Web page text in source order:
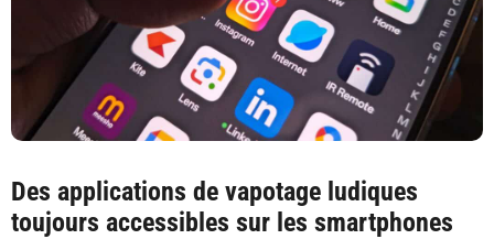
Des applications de vapotage ludiques
toujours accessibles sur les smartphones